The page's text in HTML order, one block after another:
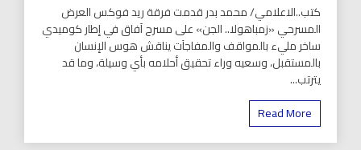
كتب..الاعلامي/ محمد بدر قدمت فرقة ريد فوكس العرض
المسرحي «زمباهولا.. الجن» على مسرح آفاق في إطار كوميدي
ساخر مليء بالمواقف والمفاجآت يناقش هوس الإنسان
بالمستقبل، وسعيه وراء تحقيق أحلامه بأي وسيلة، وما قد
يترتب...
Read More